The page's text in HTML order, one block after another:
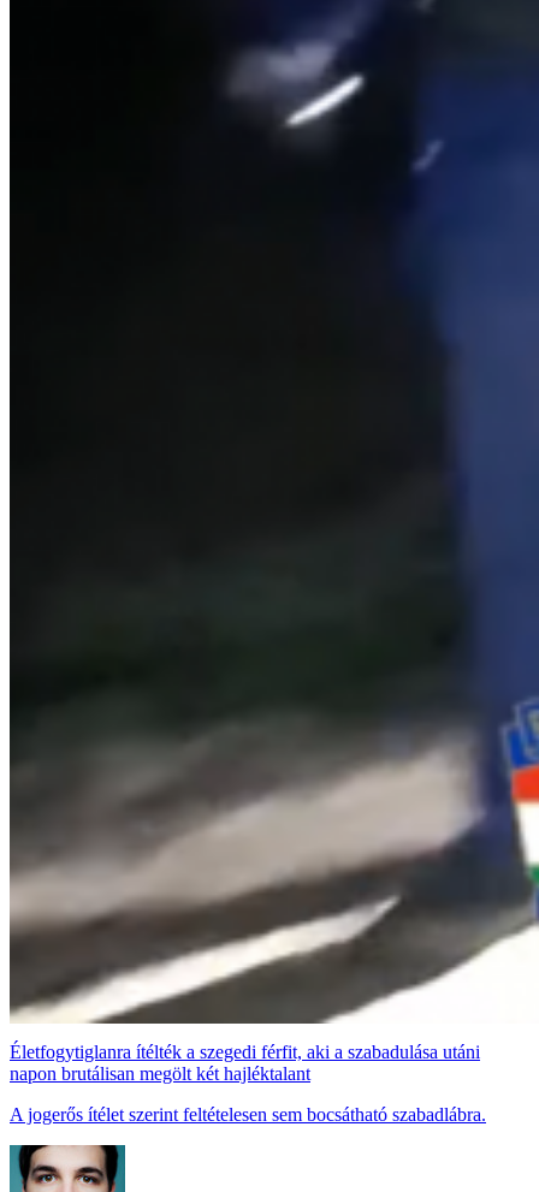
Életfogytiglanra ítélték a szegedi férfit, aki a szabadulása utáni
napon brutálisan megölt két hajléktalant
A jogerős ítélet szerint feltételesen sem bocsátható szabadlábra.